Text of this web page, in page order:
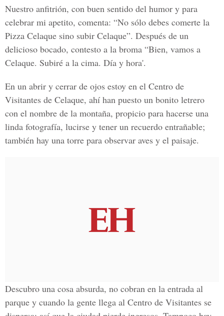
Nuestro anfitrión, con buen sentido del humor y para
celebrar mi apetito, comenta: “No sólo debes comerte la
Pizza Celaque sino subir Celaque”. Después de un
delicioso bocado, contesto a la broma “Bien, vamos a
Celaque. Subiré a la cima. Día y hora'.
En un abrir y cerrar de ojos estoy en el Centro de
Visitantes de Celaque, ahí han puesto un bonito letrero
con el nombre de la montaña, propicio para hacerse una
linda fotografía, lucirse y tener un recuerdo entrañable;
también hay una torre para observar aves y el paisaje.
Descubro una cosa absurda, no cobran en la entrada al
parque y cuando la gente llega al Centro de Visitantes se